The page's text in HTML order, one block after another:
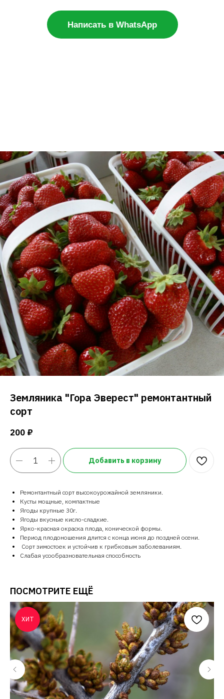
Земляника "Гора Эверест" ремонтантный
сорт
200 ₽
Добавить в корзину
Ремонтантный сорт высокоурожайной земляники.
Кусты мощные, компактные
Ягоды крупные 30г.
Ягоды вкусные кисло-сладкие.
Ярко-красная окраска плода, конической формы.
Период плодоношения длится с конца июня до поздней осени.
Сорт зимостоек и устойчив к грибковым заболеваниям.
Слабая усообразновательная способность
ПОСМОТРИТЕ ЕЩЁ
ХИТ